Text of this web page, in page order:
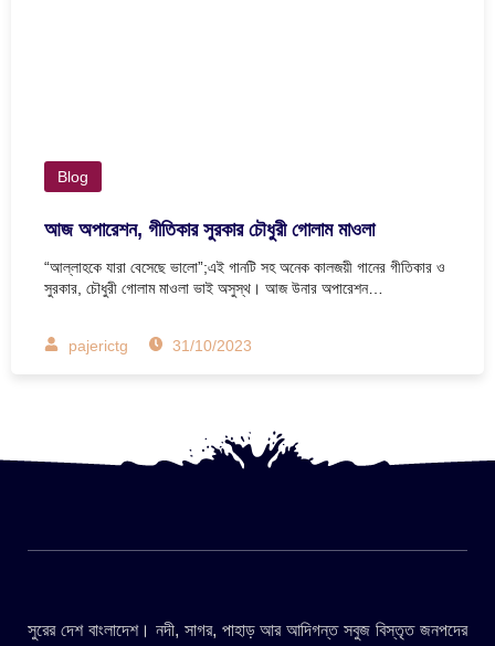
Blog
আজ অপারেশন, গীতিকার সুরকার চৌধুরী গোলাম মাওলা
“আল্লাহকে যারা বেসেছে ভালো”;এই গানটি সহ অনেক কালজয়ী গানের গীতিকার ও
সুরকার, চৌধুরী গোলাম মাওলা ভাই অসুস্থ। আজ উনার অপারেশন…
pajerictg 31/10/2023
সুরের দেশ বাংলাদেশ। নদী, সাগর, পাহাড় আর আদিগন্ত সবুজ বিস্তৃত জনপদের